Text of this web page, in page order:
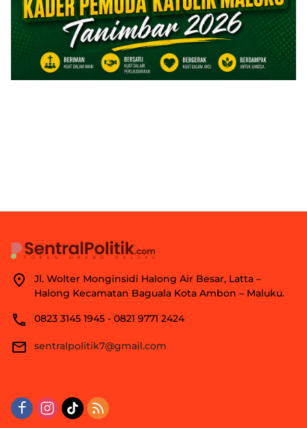
Jl. Wolter Monginsidi Halong Air Besar, Latta –
Halong Kecamatan Baguala Kota Ambon – Maluku.
0823 3145 1945 - 0821 9771 2424
sentralpolitik7@gmail.com